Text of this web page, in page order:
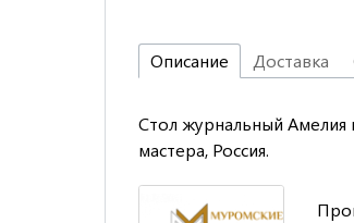
Описание Доставка
Стол журнальный Амелия
мастера, Россия.